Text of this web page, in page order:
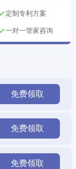
定制专利方案
一对一管家咨询
免费领取
免费领取
免费领取